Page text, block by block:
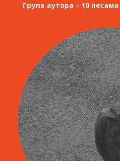
Група аутора – 10